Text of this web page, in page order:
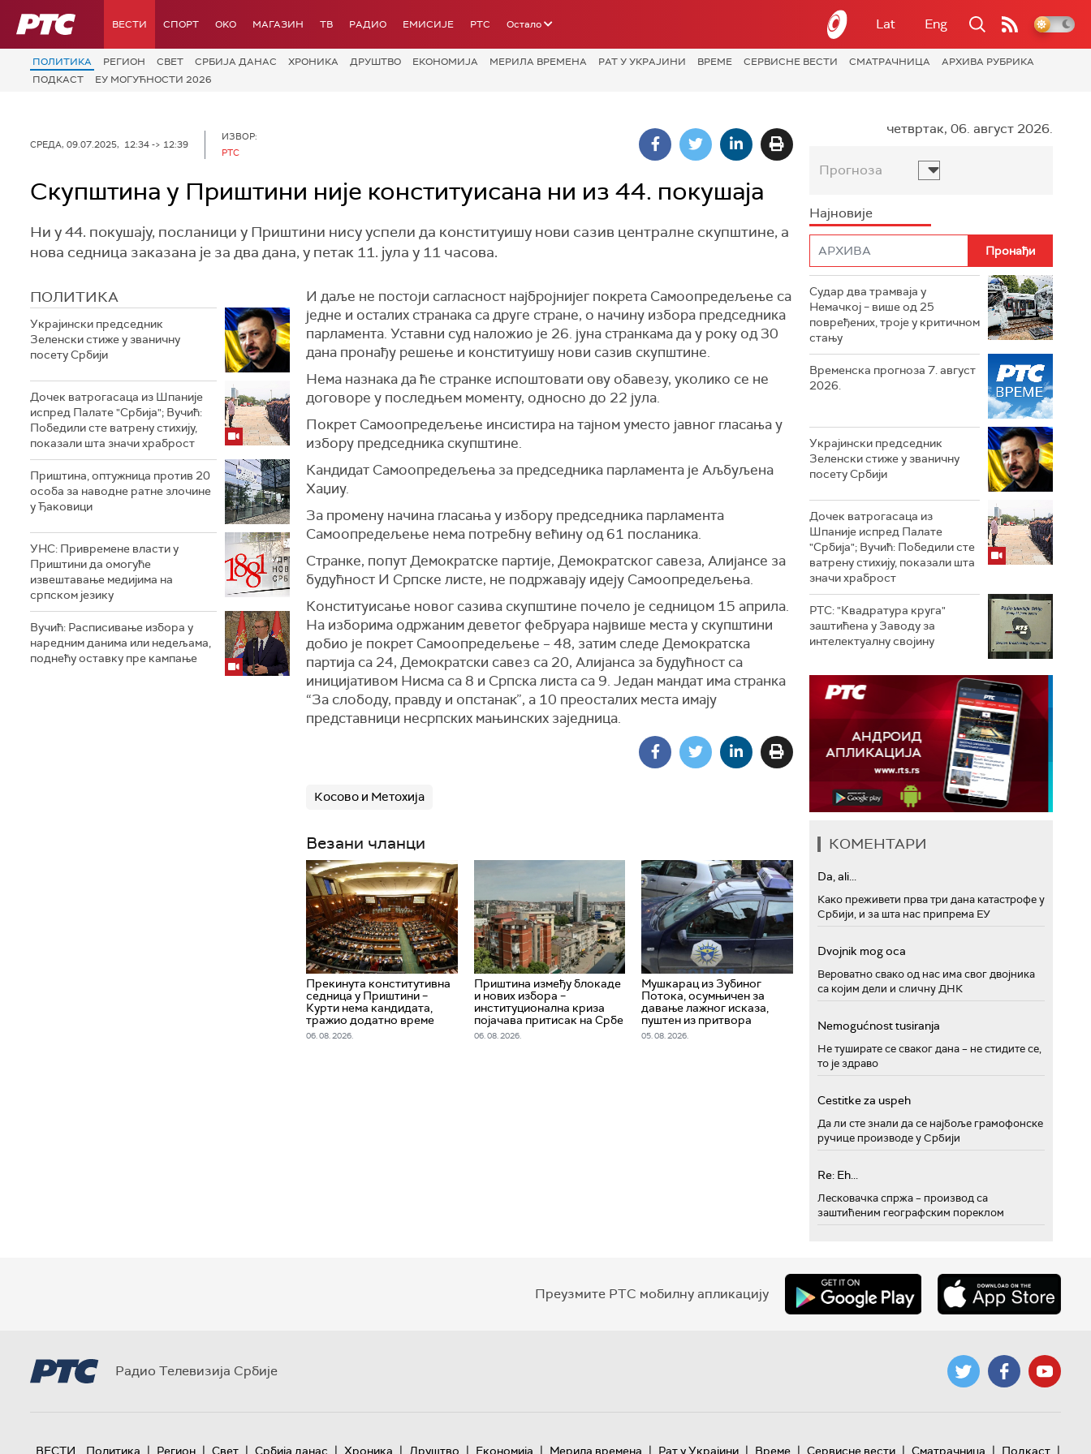
РТС ВЕСТИ СПОРТ OKO МАГАЗИН ТВ РАДИО ЕМИСИЈЕ РТС Остало Lat Eng
ПОЛИТИКА РЕГИОН СВЕТ СРБИЈА ДАНАС ХРОНИКА ДРУШТВО ЕКОНОМИЈА МЕРИЛА ВРЕМЕНА РАТ У УКРАЈИНИ ВРЕМЕ СЕРВИСНЕ ВЕСТИ СМАТРАЧНИЦА
АРХИВА РУБРИКА
ПОДКАСТ
ЕУ МОГУЋНОСТИ 2026
СРЕДА, 09.07.2025, 12:34 -> 12:39
ИЗВОР:
РТС
Скупштина у Приштини није конституисана ни из 44. покушаја
Ни у 44. покушају, посланици у Приштини нису успели да конституишу нови сазив централне скупштине, а
нова седница заказана је за два дана, у петак 11. јула у 11 часова.
ПОЛИТИКА
Украјински председник
Зеленски стиже у званичну
посету Србији
Дочек ватрогасаца из Шпаније
испред Палате "Србија"; Вучић:
Победили сте ватрену стихију,
показали шта значи храброст
Приштина, оптужница против 20
особа за наводне ратне злочине
у Ђаковици
УНС: Привремене власти у
Приштини да омогуће
извештавање медијима на
српском језику
Вучић: Расписивање избора у
наредним данима или недељама,
поднећу оставку пре кампање
И даље не постоји сагласност најбројнијег покрета Самоопредељење са
једне и осталих странака са друге стране, о начину избора председника
парламента. Уставни суд наложио је 26. јуна странкама да у року од 30
дана пронађу решење и конституишу нови сазив скупштине.
Нема назнака да ће странке испоштовати ову обавезу, уколико се не
договоре у последњем моменту, односно до 22 јула.
Покрет Самоопредељење инсистира на тајном уместо јавног гласања у
избору председника скупштине.
Кандидат Самоопредељења за председника парламента је Аљбуљена
Хаџиу.
За промену начина гласања у избору председника парламента
Самоопредељење нема потребну већину од 61 посланика.
Странке, попут Демократске партије, Демократског савеза, Алијансе за
будућност И Српске листе, не подржавају идеју Самоопредељења.
Конституисање новог сазива скупштине почело је седницом 15 априла.
На изборима одржаним деветог фебруара највише места у скупштини
добио је покрет Самоопредељење – 48, затим следе Демократска
партија са 24, Демократски савез са 20, Алијанса за будућност са
иницијативом Нисма са 8 и Српска листа са 9. Један мандат има странка
“За слободу, правду и опстанак”, а 10 преосталих места имају
представници несрпских мањинских заједница.
Косово и Метохија
Везани чланци
Прекинута конститутивна
седница у Приштини –
Курти нема кандидата,
тражио додатно време
06. 08. 2026.
Приштина између блокаде
и нових избора –
институционална криза
појачава притисак на Србе
06. 08. 2026.
Мушкарац из Зубиног
Потока, осумњичен за
давање лажног исказа,
пуштен из притвора
05. 08. 2026.
четвртак, 06. август 2026.
Прогноза
Најновије
Судар два трамваја у
Немачкој – више од 25
повређених, троје у критичном
стању
Временска прогноза 7. август
2026.
Украјински председник
Зеленски стиже у званичну
посету Србији
Дочек ватрогасаца из
Шпаније испред Палате
"Србија"; Вучић: Победили сте
ватрену стихију, показали шта
значи храброст
РТС: "Квадратура круга"
заштићена у Заводу за
интелектуалну својину
КОМЕНТАРИ
Da, ali...
Како преживети прва три дана катастрофе у
Србији, и за шта нас припрема ЕУ
Dvojnik mog oca
Вероватно свако од нас има свог двојника
са којим дели и сличну ДНК
Nemogućnost tusiranja
Не туширате се сваког дана – не стидите се,
то је здраво
Cestitke za uspeh
Да ли сте знали да се најбоље грамофонске
ручице производе у Србији
Re: Eh...
Лесковачка спржа – производ са
заштићеним географским пореклом
Преузмите РТС мобилну апликацију
Радио Телевизија Србије
ВЕСТИ Политика | Регион | Свет | Србија данас | Хроника | Друштво | Економија | Мерила времена | Рат у Украјини | Време | Сервисне вести | Сматрачница | Подкаст |